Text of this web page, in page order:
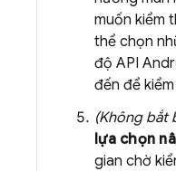
muốn kiểm
thể chọn
độ API
đến để
(Không bắt
lựa chọn
gian chờ